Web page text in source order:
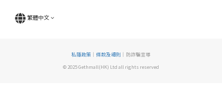
繁體中文
私隱政策 ｜ 條款及細則 ｜防詐騙宣導
© 2025 Gethmall(HK) Ltd all rights reserved